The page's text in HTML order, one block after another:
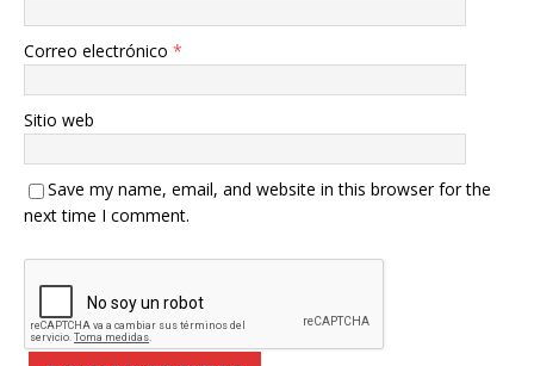
Correo electrónico *
Sitio web
Save my name, email, and website in this browser for the
next time I comment.